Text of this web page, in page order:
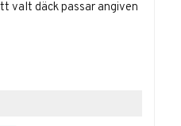
valt däck passar angiven